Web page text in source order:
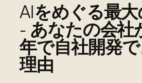
AIをめぐる最
- あなたの会社
年で自社開発
理由